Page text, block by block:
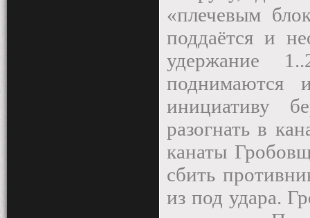
«плечевым
поддаётся и
удержание
поднимаются
инициативу
разогнать в
канаты
сбить
из под удара.